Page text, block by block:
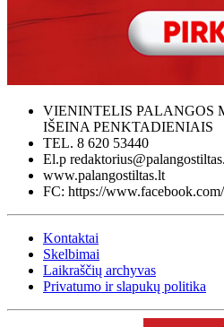
VIENINTELIS PALANGOS
IŠEINA PENKTADIENIAIS
TEL. 8 620 53440
El.p
www.palangostiltas.lt
FC: https://
Kontaktai
Skelbimai
Laikraščių archyvas
Privatumo ir slapukų politika